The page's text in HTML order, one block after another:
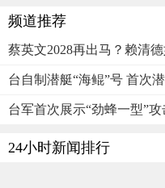
频道推荐
蔡英文2028再出马？赖清
台自制潜艇“海鲲”号 首次
台军首次展示“劲蜂一型”
24小时新闻排行